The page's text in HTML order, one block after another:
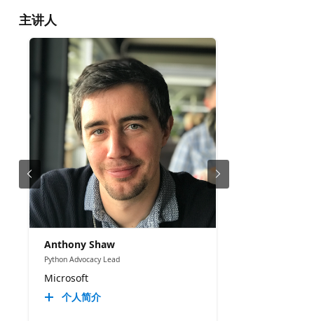
主讲人
Anthony Shaw
Python Advocacy Lead
Microsoft
个人简介